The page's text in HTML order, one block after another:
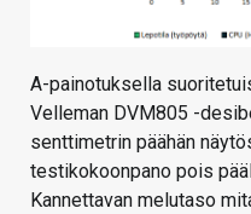
A-painotuksella
Velleman DVM805 -
senttimetrin päähän
testikokoonpano pois
Kannettavan melutaso